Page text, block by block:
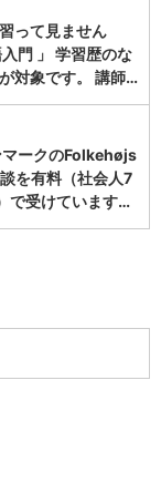
って見ません
門 」 学習歴のな
対象です。 講師…
マークのFolkehøjs
を有料（社会人7
で受けています…